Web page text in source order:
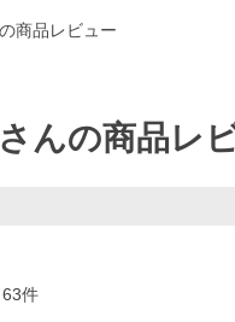
商品レビュー
んの商品レ
63件